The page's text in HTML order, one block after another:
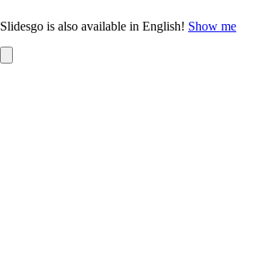
Slidesgo is also available in English! Show me